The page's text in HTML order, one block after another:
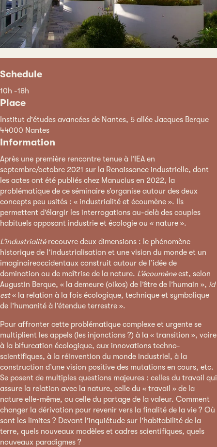
Schedule
10h -18h
Place
Institut d'études avancées de Nantes, 5 allée Jacques Berque
44000 Nantes
Information
Après une première rencontre tenue à l’IEA en
septembre/octobre 2021 sur la Renaissance industrielle, dont
les actes ont été publiés chez Manucius en 2022, la
problématique de ce séminaire s’organise autour des deux
concepts peu usités : « industrialité et écoumène ». Ils
permettent d’élargir les interrogations au-delà des couples
habituels opposant industrie et écologie ou « nature ».
L’industrialitérecouvre deux dimensions : le phénomène
historique de l’industrialisation et une vision du monde et un
imaginaireoccidentaux construit autour de l’idée de
domination ou de maîtrise de la nature. L’écoumèneest, selon
Augustin Berque, « la demeure (oikos) de l’être de l’humain », id
est« la relation à la fois écologique, technique et symbolique
de l’humanité à l’étendue terrestre ».
Pour affronter cette problématique complexe et urgente se
multiplient les appels (les injonctions ?) à la « transition », voire
à la bifurcation écologique, aux innovations techno-
scientifiques, à la réinvention du monde industriel, à la
construction d’une vision positive des mutations en cours, etc.
Se posent de multiples questions majeures : celles du travail qui
assure la relation avec la nature, celle du « travail » de la
nature elle-même, ou celle du partage de la valeur. Comment
changer la dérivation pour revenir vers la finalité de la vie ? Où
sont les limites ? Devant l’inquiétude sur l’habitabilité de la
terre, quels nouveaux modèles et cadres scientifiques, quels
nouveaux paradigmes ?